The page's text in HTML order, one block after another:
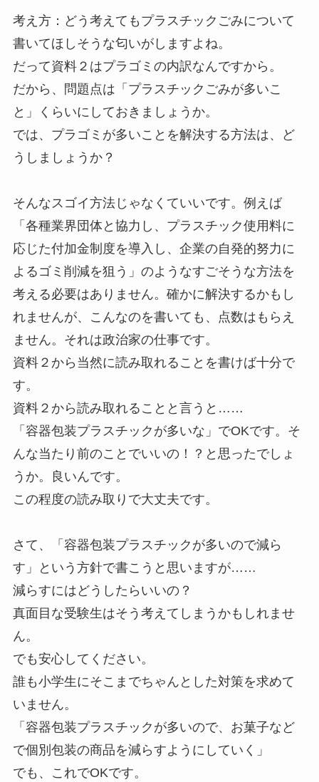
考え方：どう考えてもプラスチックごみについて
書いてほしそうな匂いがしますよね。
だって資料２はプラゴミの内訳なんですから。
だから、問題点は「プラスチックごみが多いこ
と」くらいにしておきましょうか。
では、プラゴミが多いことを解決する方法は、ど
うしましょうか？
そんなスゴイ方法じゃなくていいです。例えば
「各種業界団体と協力し、プラスチック使用料に
応じた付加金制度を導入し、企業の自発的努力に
よるゴミ削減を狙う」のようなすごそうな方法を
考える必要はありません。確かに解決するかもし
れませんが、こんなのを書いても、点数はもらえ
ません。それは政治家の仕事です。
資料２から当然に読み取れることを書けば十分で
す。
資料２から読み取れることと言うと……
「容器包装プラスチックが多いな」でOKです。そ
んな当たり前のことでいいの！？と思ったでしょ
うか。良いんです。
この程度の読み取りで大丈夫です。
さて、「容器包装プラスチックが多いので減ら
す」という方針で書こうと思いますが……
減らすにはどうしたらいいの？
真面目な受験生はそう考えてしまうかもしれませ
ん。
でも安心してください。
誰も小学生にそこまでちゃんとした対策を求めて
いません。
「容器包装プラスチックが多いので、お菓子など
で個別包装の商品を減らすようにしていく」
でも、これでOKです。